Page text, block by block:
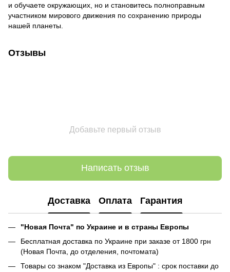
и обучаете окружающих, но и становитесь полноправным
участником мирового движения по сохранению природы
нашей планеты.
Отзывы
Добавьте первый отзыв
Написать отзыв
Доставка Оплата Гарантия
"Новая Почта" по Украине и в страны Европы
Бесплатная доставка по Украине при заказе от 1800 грн
(Новая Почта, до отделения, почтомата)
Товары со знаком "Доставка из Европы" : срок поставки до